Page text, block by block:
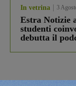
In vetrina 3
Estra Notizie
studenti
debutta il